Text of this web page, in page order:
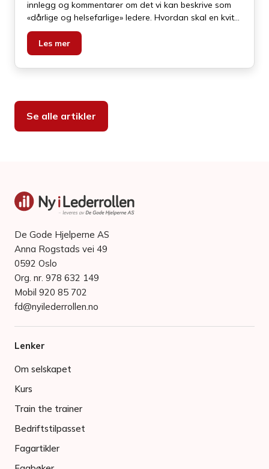
innlegg og kommentarer om det vi kan beskrive som
«dårlige og helsefarlige» ledere. Hvordan skal en kvitte
seg med slike ledere, eller greie å endre en slik atferd?
Les mer
Se alle artikler
De Gode Hjelperne AS
Anna Rogstads vei 49
0592 Oslo
Org. nr. 978 632 149
Mobil 920 85 702
fd@nyilederrollen.no
Lenker
Om selskapet
Kurs
Train the trainer
Bedriftstilpasset
Fagartikler